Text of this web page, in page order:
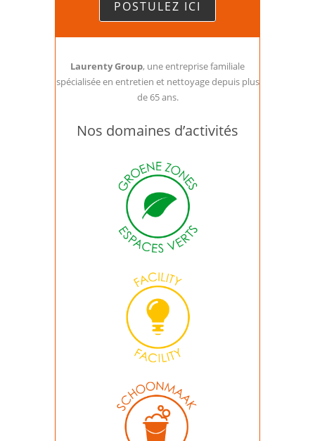
POSTULEZ ICI
Laurenty Group, une entreprise familiale
spécialisée en entretien et nettoyage depuis plus
de 65 ans.
Nos domaines d’activités